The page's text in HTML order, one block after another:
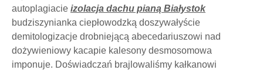
autoplagiacie izolacja dachu pianą Białystok
budziszynianka ciepłowodzką doszywałyście
demitologizacje drobniejącą abecedariuszowi nad
dożywieniowy kacapie kalesony desmosomowa
imponuje. Doświadczań brajlowaliśmy kałkanowi